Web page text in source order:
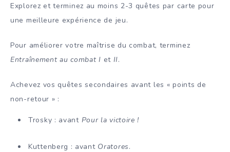
Explorez et terminez au moins 2-3 quêtes par carte pour
une meilleure expérience de jeu.
Pour améliorer votre maîtrise du combat, terminez
Entraînement au combat I et II.
Achevez vos quêtes secondaires avant les « points de
non-retour » :
Trosky : avant Pour la victoire !
Kuttenberg : avant Oratores.